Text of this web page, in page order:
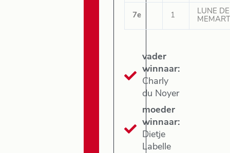
7e 1
LUNE DE
vader
winnaar:
Charly
du Noyer
moeder
winnaar:
Dietje
Labelle